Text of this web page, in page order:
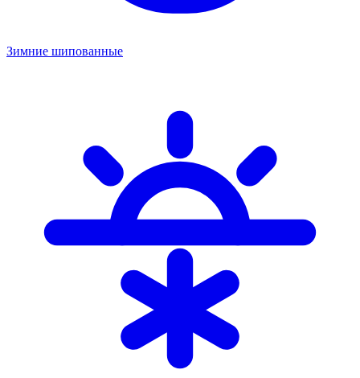
Зимние шипованные